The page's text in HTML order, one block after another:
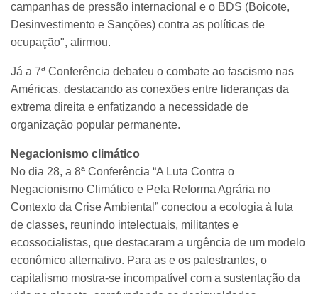
campanhas de pressão internacional e o BDS (Boicote,
Desinvestimento e Sanções) contra as políticas de
ocupação", afirmou.
Já a 7ª Conferência debateu o combate ao fascismo nas
Américas, destacando as conexões entre lideranças da
extrema direita e enfatizando a necessidade de
organização popular permanente.
Negacionismo climático
No dia 28, a 8ª Conferência “A Luta Contra o
Negacionismo Climático e Pela Reforma Agrária no
Contexto da Crise Ambiental” conectou a ecologia à luta
de classes, reunindo intelectuais, militantes e
ecossocialistas, que destacaram a urgência de um modelo
econômico alternativo. Para as e os palestrantes, o
capitalismo mostra-se incompatível com a sustentação da